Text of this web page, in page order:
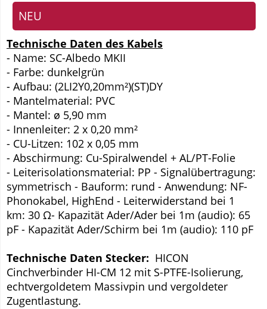
NEU
Technische Daten des Kabels
- Name: SC-Albedo MKII
- Farbe: dunkelgrün
- Aufbau: (2LI2Y0,20mm²)(ST)DY
- Mantelmaterial: PVC
- Mantel: ø 5,90 mm
- Innenleiter: 2 x 0,20 mm²
- CU-Litzen: 102 x 0,05 mm
- Abschirmung: Cu-Spiralwendel + AL/PT-Folie
- Leiterisolationsmaterial: PP - Signalübertragung:
symmetrisch - Bauform: rund - Anwendung: NF-
Phonokabel, HighEnd - Leiterwiderstand bei 1
km: 30 Ω- Kapazität Ader/Ader bei 1m (audio): 65
pF - Kapazität Ader/Schirm bei 1m (audio): 110 pF
Technische Daten Stecker: HICON
Cinchverbinder HI-CM 12 mit S-PTFE-Isolierung,
echtvergoldetem Massivpin und vergoldeter
Zugentlastung.